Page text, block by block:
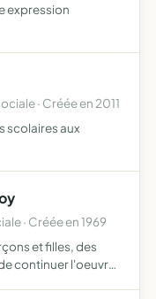
expression
· Créée en 2011
scolaires aux
· Créée en 1969
et filles, des
continuer l'oeuvre